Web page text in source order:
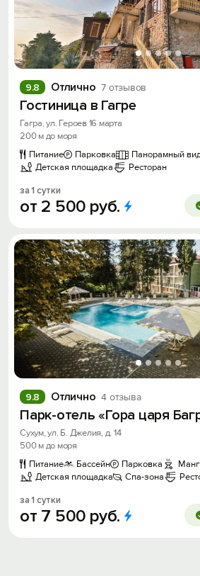
Отлично 7 отзывов
9.8
Гостиница в Гагре
Гагра, ул. Героев 16 марта
200 м до моря
Питание
Парковка Панорамный
Детская площадка
Ресторан
за 1 сутки
от 2 500 руб.
Отлично 4 отзыва
9.8
Парк-отель «Гора царя
Сухум, ул. Б. Джелия, д. 14
500 м до моря
Питание
Бассейн Парковка
Детская площадка
Спа-зона
за 1 сутки
от 7 500 руб.